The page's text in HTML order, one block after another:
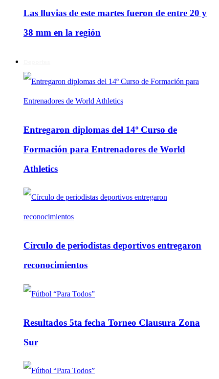
Las lluvias de este martes fueron de entre 20 y
38 mm en la región
Entregaron diplomas del 14º Curso de
Formación para Entrenadores de World
Athletics
Círculo de periodistas deportivos entregaron
reconocimientos
Resultados 5ta fecha Torneo Clausura Zona
Sur